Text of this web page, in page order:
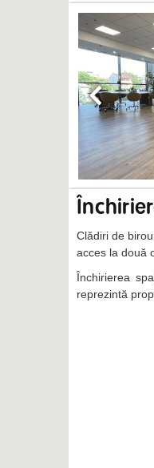
Previous
Clădiri de
acces la două
Închirierea
reprezintă